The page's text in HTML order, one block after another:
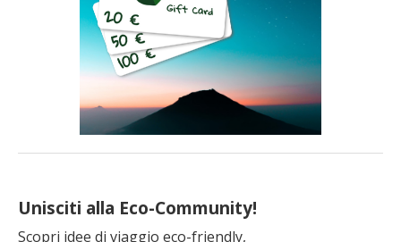
Unisciti alla Eco-Community!
Scopri idee di viaggio eco-friendly,